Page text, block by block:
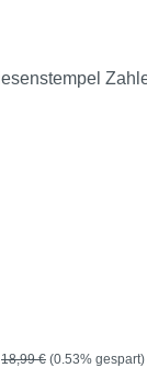
Regulärer Preis:
18,99 € (0.53% gespart)